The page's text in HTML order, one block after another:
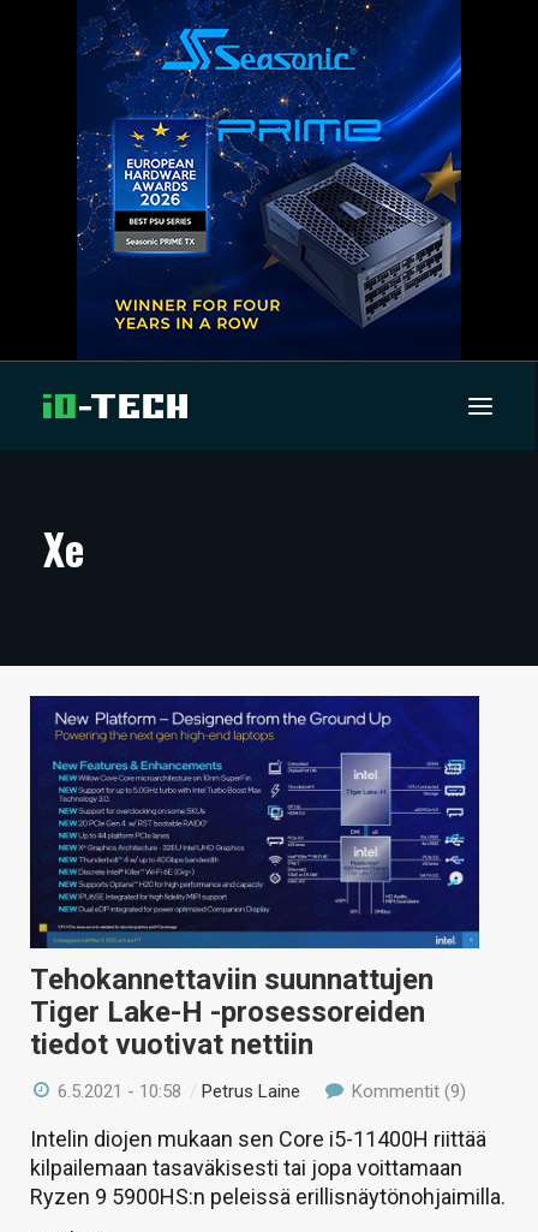
ARTIKKELIT
TECHBBS
TIETOA
HINTA.FI
KAUPPA
VAIHDA TEEMA
HAKU
Xe
Tehokannettaviin suunnattujen
Tiger Lake-H -prosessoreiden
tiedot vuotivat nettiin
6.5.2021 - 10:58 /Petrus Laine Kommentit (9)
Intelin diojen mukaan sen Core i5-11400H riittää
kilpailemaan tasaväkisesti tai jopa voittamaan
Ryzen 9 5900HS:n peleissä erillisnäytönohjaimilla.